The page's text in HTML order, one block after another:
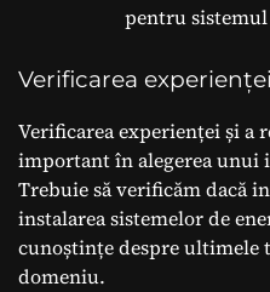
pentru sistemul
Verificarea
Verificarea experienței și a
important în alegerea unui
Trebuie să verificăm dacă
instalarea sistemelor de
cunoștințe despre
domeniu.